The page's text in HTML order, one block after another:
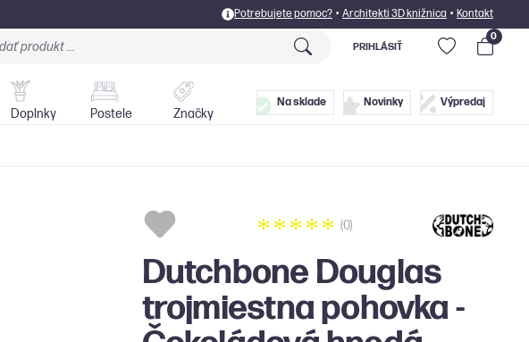
Potrebujete pomoc? • Architekti 3D knižnica • Kontakt
Svietidlá Doplnky Postele
PRIHLÁSIŤ
0
Doplnky Postele Značky
Na sklade Novinky Výpredaj
(0)
Dutchbone Douglas
trojmiestna pohovka -